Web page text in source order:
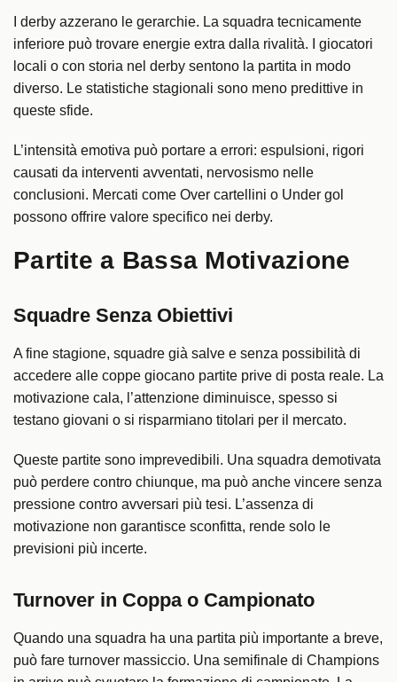
I derby azzerano le gerarchie. La squadra tecnicamente
inferiore può trovare energie extra dalla rivalità. I giocatori
locali o con storia nel derby sentono la partita in modo
diverso. Le statistiche stagionali sono meno predittive in
queste sfide.
L’intensità emotiva può portare a errori: espulsioni, rigori
causati da interventi avventati, nervosismo nelle
conclusioni. Mercati come Over cartellini o Under gol
possono offrire valore specifico nei derby.
Partite a Bassa Motivazione
Squadre Senza Obiettivi
A fine stagione, squadre già salve e senza possibilità di
accedere alle coppe giocano partite prive di posta reale. La
motivazione cala, l’attenzione diminuisce, spesso si
testano giovani o si risparmiano titolari per il mercato.
Queste partite sono imprevedibili. Una squadra demotivata
può perdere contro chiunque, ma può anche vincere senza
pressione contro avversari più tesi. L’assenza di
motivazione non garantisce sconfitta, rende solo le
previsioni più incerte.
Turnover in Coppa o Campionato
Quando una squadra ha una partita più importante a breve,
può fare turnover massiccio. Una semifinale di Champions